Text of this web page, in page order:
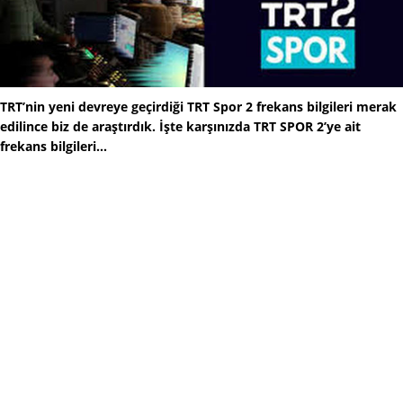
TRT’nin yeni devreye geçirdiği TRT Spor 2 frekans bilgileri merak
edilince biz de araştırdık. İşte karşınızda TRT SPOR 2’ye ait
frekans bilgileri...